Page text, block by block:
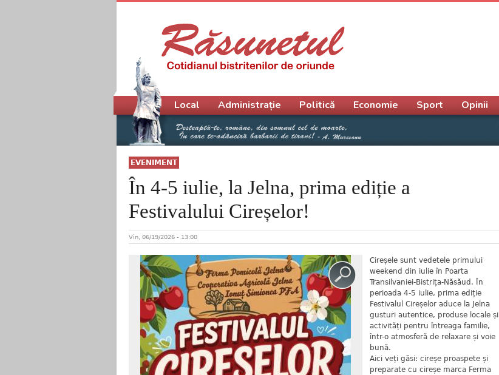
EVENIMENT
În 4-5 iulie, la Jelna, prima ediție a
Festivalului Cireșelor!
Vin, 06/19/2026 - 13:00
Cireșele sunt vedetele primului
weekend din iulie în Poarta
Transilvaniei-Bistrița-Năsăud. În
perioada 4-5 iulie, prima ediție
Festivalul Cireșelor aduce la Jelna
gusturi autentice, produse locale și
activități pentru întreaga familie,
într-o atmosferă de relaxare și voie
bună.
Aici veți găsi: cireșe proaspete și
preparate cu cireșe marca Ferma
Meniu principal
Local Administrație Politică Economie Sport Opinii